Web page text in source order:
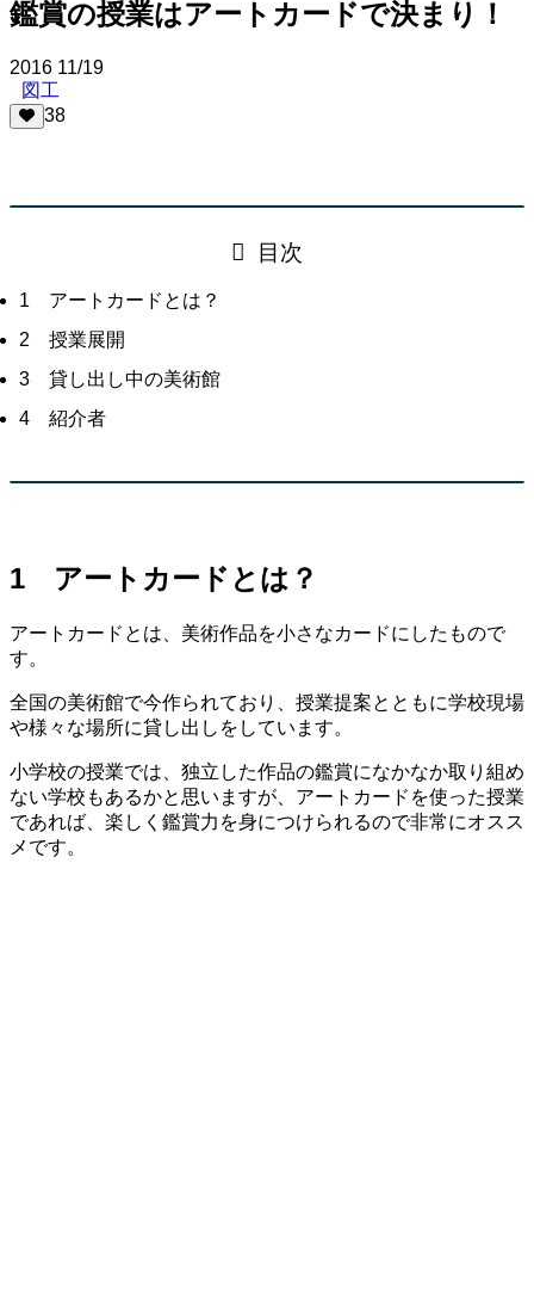
鑑賞の授業はアートカードで決まり！
2016 11/19
図工
38
目次
1 アートカードとは？
2 授業展開
3 貸し出し中の美術館
4 紹介者
1 アートカードとは？
アートカードとは、美術作品を小さなカードにしたもので
す。
全国の美術館で今作られており、授業提案とともに学校現場
や様々な場所に貸し出しをしています。
小学校の授業では、独立した作品の鑑賞になかなか取り組め
ない学校もあるかと思いますが、アートカードを使った授業
であれば、楽しく鑑賞力を身につけられるので非常にオスス
メです。